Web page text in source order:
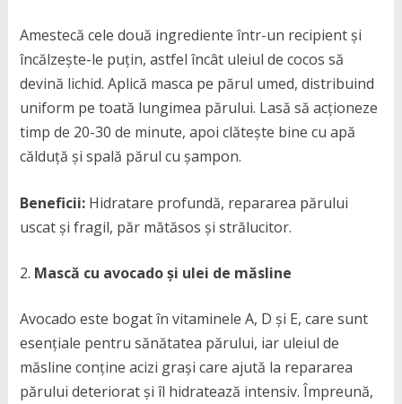
Amestecă cele două ingrediente într-un recipient și
încălzește-le puțin, astfel încât uleiul de cocos să
devină lichid. Aplică masca pe părul umed, distribuind
uniform pe toată lungimea părului. Lasă să acționeze
timp de 20-30 de minute, apoi clătește bine cu apă
călduță și spală părul cu șampon.
Beneficii:Hidratare profundă, repararea părului
uscat și fragil, păr mătăsos și strălucitor.
Mască cu avocado și ulei de măsline
Avocado este bogat în vitaminele A, D și E, care sunt
esențiale pentru sănătatea părului, iar uleiul de
măsline conține acizi grași care ajută la repararea
părului deteriorat și îl hidratează intensiv. Împreună,